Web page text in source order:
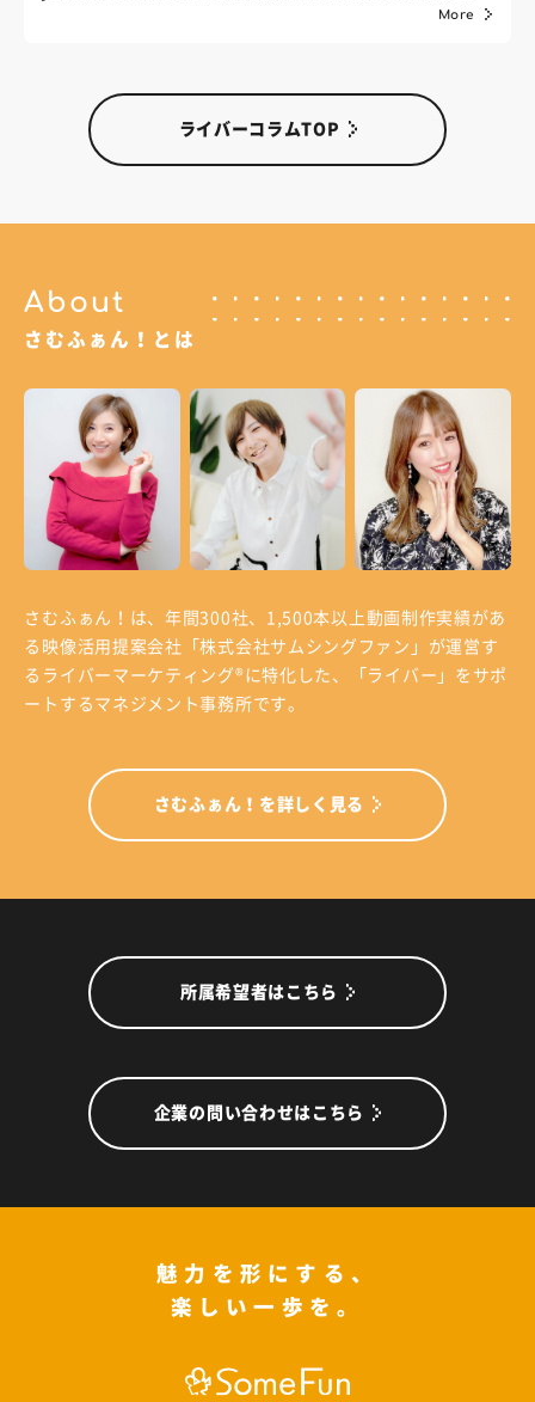
More
ライバーコラムTOP
About
さむふぁん！とは
さむふぁん！は、年間300社、1,500本以上動画制作実績があ
る 映像活用提案会社「株式会社サムシングファン」が運営す
る ライバーマーケティング®に特化した、「ライバー」をサポ
ートするマネジメント事務所です。
さむふぁん！を詳しく見る
所属希望者はこちら
企業の問い合わせはこちら
魅力を形にする、
楽しい一歩を。